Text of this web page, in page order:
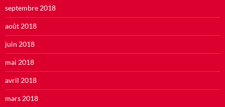
septembre 2018
août 2018
juin 2018
mai 2018
avril 2018
mars 2018